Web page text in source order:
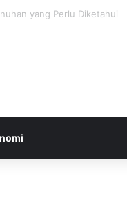
Alami dan Aman Setiap Hari